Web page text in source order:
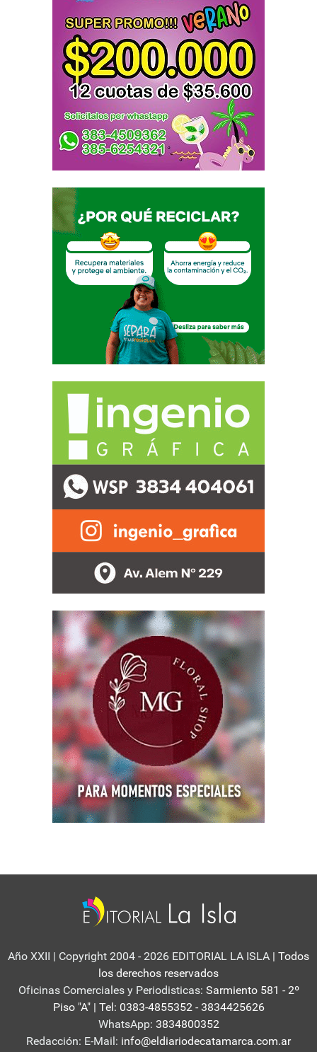
Año XXII | Copyright 2004 - 2026 EDITORIAL LA ISLA | Todos
los derechos reservados
Oficinas Comerciales y Periodisticas: Sarmiento 581 - 2º
Piso "A" | Tel: 0383-4855352 - 3834425626
WhatsApp: 3834800352
Redacción: E-Mail: info@eldiariodecatamarca.com.ar